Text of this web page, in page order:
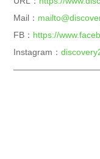
Mail：
FB： https://
Instagram：